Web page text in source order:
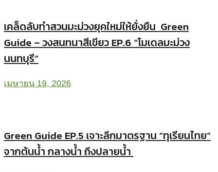
เคล็ดลับทำสวนมะม่วงยุคใหม่ให้ยั่งยืน Green
Guide – วงสนทนาสีเขียว EP.6 “โมเดลมะม่วง
นนทบุรี”
เมษายน 19, 2026
Green Guide EP.5 เจาะลึกมาตรฐาน “ทุเรียนไทย”
จากต้นน้ำ กลางน้ำ ถึงปลายน้ำ